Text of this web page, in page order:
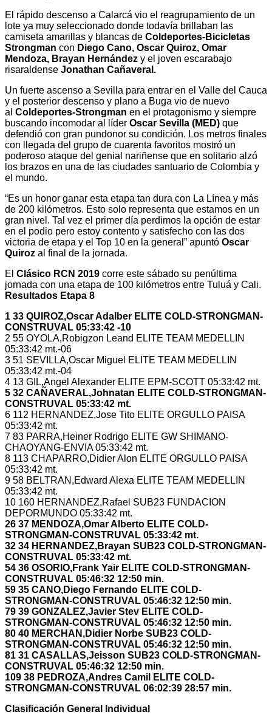
El rápido descenso a Calarcá vio el reagrupamiento de un
lote ya muy seleccionado donde todavía brillaban las
camiseta amarillas y blancas de Coldeportes-Bicicletas
Strongman con Diego Cano, Oscar Quiroz, Omar
Mendoza, Brayan Hernández y el joven escarabajo
risaraldense Jonathan Cañaveral.
Un fuerte ascenso a Sevilla para entrar en el Valle del Cauca
y el posterior descenso y plano a Buga vio de nuevo
al Coldeportes-Strongman en el protagonismo y siempre
buscando incomodar al líder Oscar Sevilla (MED) que
defendió con gran pundonor su condición. Los metros finales
con llegada del grupo de cuarenta favoritos mostró un
poderoso ataque del genial nariñense que en solitario alzó
los brazos en una de las ciudades santuario de Colombia y
el mundo.
“Es un honor ganar esta etapa tan dura con La Línea y más
de 200 kilómetros. Esto solo representa que estamos en un
gran nivel. Tal vez el primer día perdimos la opción de estar
en el podio pero estoy contento y satisfecho con las dos
victoria de etapa y el Top 10 en la general” apuntó Oscar
Quiroz al final de la jornada.
El Clásico RCN 2019 corre este sábado su penúltima
jornada con una etapa de 100 kilómetros entre Tuluá y Cali.
Resultados Etapa 8
1 33 QUIROZ,Oscar Adalber ELITE COLD-STRONGMAN-
CONSTRUVAL 05:33:42 -10
2 55 OYOLA,Robigzon Leand ELITE TEAM MEDELLIN
05:33:42 mt.-06
3 51 SEVILLA,Oscar Miguel ELITE TEAM MEDELLIN
05:33:42 mt.-04
4 13 GIL,Angel Alexander ELITE EPM-SCOTT 05:33:42 mt.
5 32 CAÑAVERAL,Johnatan ELITE COLD-STRONGMAN-
CONSTRUVAL 05:33:42 mt.
6 112 HERNANDEZ,Jose Tito ELITE ORGULLO PAISA
05:33:42 mt.
7 83 PARRA,Heiner Rodrigo ELITE GW SHIMANO-
CHAOYANG-ENVIA 05:33:42 mt.
8 113 CHAPARRO,Didier Alon ELITE ORGULLO PAISA
05:33:42 mt.
9 58 BELTRAN,Edward Alexa ELITE TEAM MEDELLIN
05:33:42 mt.
10 160 HERNANDEZ,Rafael SUB23 FUNDACION
DEPORMUNDO 05:33:42 mt.
26 37 MENDOZA,Omar Alberto ELITE COLD-
STRONGMAN-CONSTRUVAL 05:33:42 mt.
32 34 HERNANDEZ,Brayan SUB23 COLD-STRONGMAN-
CONSTRUVAL 05:33:42 mt.
54 36 OSORIO,Frank Yair ELITE COLD-STRONGMAN-
CONSTRUVAL 05:46:32 12:50 min.
59 35 CANO,Diego Fernando ELITE COLD-
STRONGMAN-CONSTRUVAL 05:46:32 12:50 min.
79 39 GONZALEZ,Javier Stev ELITE COLD-
STRONGMAN-CONSTRUVAL 05:46:32 12:50 min.
80 40 MERCHAN,Didier Norbe SUB23 COLD-
STRONGMAN-CONSTRUVAL 05:46:32 12:50 min.
81 31 CASALLAS,Jeisson SUB23 COLD-STRONGMAN-
CONSTRUVAL 05:46:32 12:50 min.
109 38 PEDROZA,Andres Camil ELITE COLD-
STRONGMAN-CONSTRUVAL 06:02:39 28:57 min.
Clasificación General Individual